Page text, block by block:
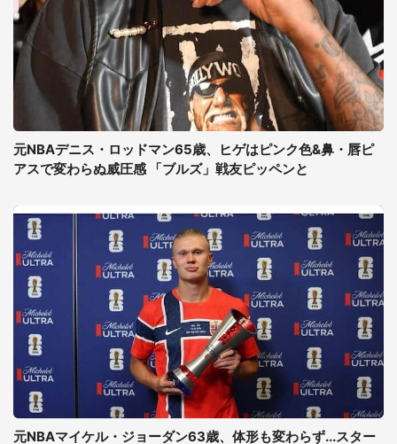
元NBAデニス・ロッドマン65歳、ヒゲはピンク色&鼻・唇ピ
アスで変わらぬ威圧感 「ブルズ」戦友ピッペンと
元NBAマイケル・ジョーダン63歳、体形も変わらず...スター